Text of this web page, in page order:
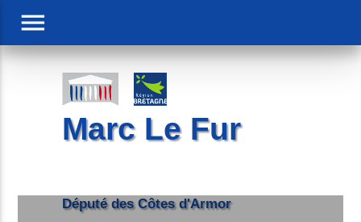
Marc Le Fur
Député des Côtes d'Armor
menu